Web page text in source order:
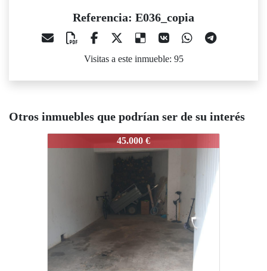
Referencia: E036_copia
Visitas a este inmueble: 95
Otros inmuebles que podrían ser de su interés
45.000 €